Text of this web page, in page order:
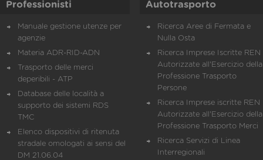
Professionisti
Manuale gestione utenze per
agenzie
Materia ADR-RID-ADN
Trasporto delle merci
deperibili - ATP
Database delle località a
supporto dei sistemi RDS
TMC
Elenco dispositivi di ritenuta
stradale omologati ai sensi del
DM 21.06.04
Autotrasporto
Ricerca Aree di Fermata e
Nulla Osta
Ricerca Imprese Iscritte REN
Autorizzate all'Esercizio della
Professione Trasporto
Persone
Ricerca Imprese iscritte REN
Autorizzate all'Esercizio della
Professione Trasporto Merci
Ricerca Servizi di Linea
Interregionali